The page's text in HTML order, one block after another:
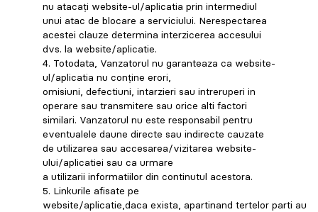
nu atacați website-ul/aplicatia prin intermediul
unui atac de blocare a serviciului. Nerespectarea
acestei clauze determina interzicerea accesului
dvs. la website/aplicatie.
4. Totodata, Vanzatorul nu garanteaza ca website-
ul/aplicatia nu conține erori,
omisiuni, defectiuni, intarzieri sau intreruperi in
operare sau transmitere sau orice alti factori
similari. Vanzatorul nu este responsabil pentru
eventualele daune directe sau indirecte cauzate
de utilizarea sau accesarea/vizitarea website-
ului/aplicatiei sau ca urmare
a utilizarii informatiilor din continutul acestora.
5. Linkurile afisate pe
website/aplicatie,daca exista, apartinand tertelor parti au